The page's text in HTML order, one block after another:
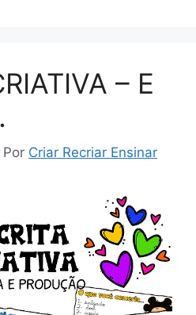
– E
Por Criar Recriar Ensinar